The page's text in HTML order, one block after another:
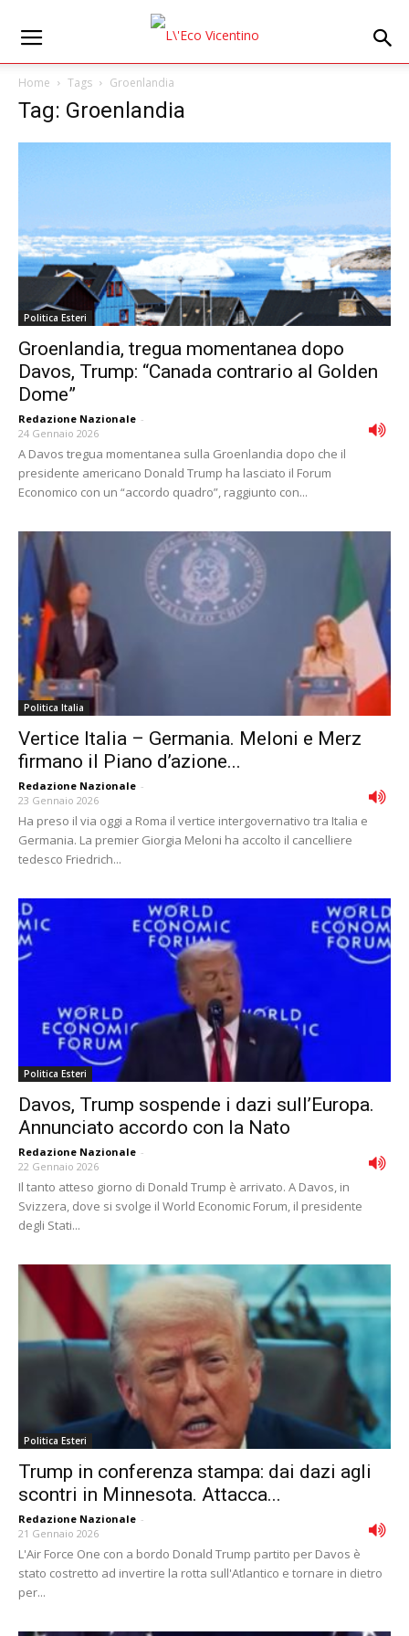
Home Tags Groenlandia
Tag: Groenlandia
Politica Esteri
Groenlandia, tregua momentanea dopo
Davos, Trump: “Canada contrario al Golden
Dome”
Redazione Nazionale -
24 Gennaio 2026
A Davos tregua momentanea sulla Groenlandia dopo che il
presidente americano Donald Trump ha lasciato il Forum
Economico con un “accordo quadro”, raggiunto con...
Politica Italia
Vertice Italia – Germania. Meloni e Merz
firmano il Piano d’azione...
Redazione Nazionale -
23 Gennaio 2026
Ha preso il via oggi a Roma il vertice intergovernativo tra Italia e
Germania. La premier Giorgia Meloni ha accolto il cancelliere
tedesco Friedrich...
Politica Esteri
Davos, Trump sospende i dazi sull’Europa.
Annunciato accordo con la Nato
Redazione Nazionale -
22 Gennaio 2026
Il tanto atteso giorno di Donald Trump è arrivato. A Davos, in
Svizzera, dove si svolge il World Economic Forum, il presidente
degli Stati...
Politica Esteri
Trump in conferenza stampa: dai dazi agli
scontri in Minnesota. Attacca...
Redazione Nazionale -
21 Gennaio 2026
L'Air Force One con a bordo Donald Trump partito per Davos è
stato costretto ad invertire la rotta sull'Atlantico e tornare in dietro
per...